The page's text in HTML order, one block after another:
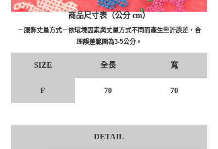
商品尺寸表（公分 cm）
－服飾丈量方式－依環境因素與丈量方式不同而產生些許誤差，合
理誤差範圍為3-5公分。
SIZE 全長 寬
F 70 70
DETAIL